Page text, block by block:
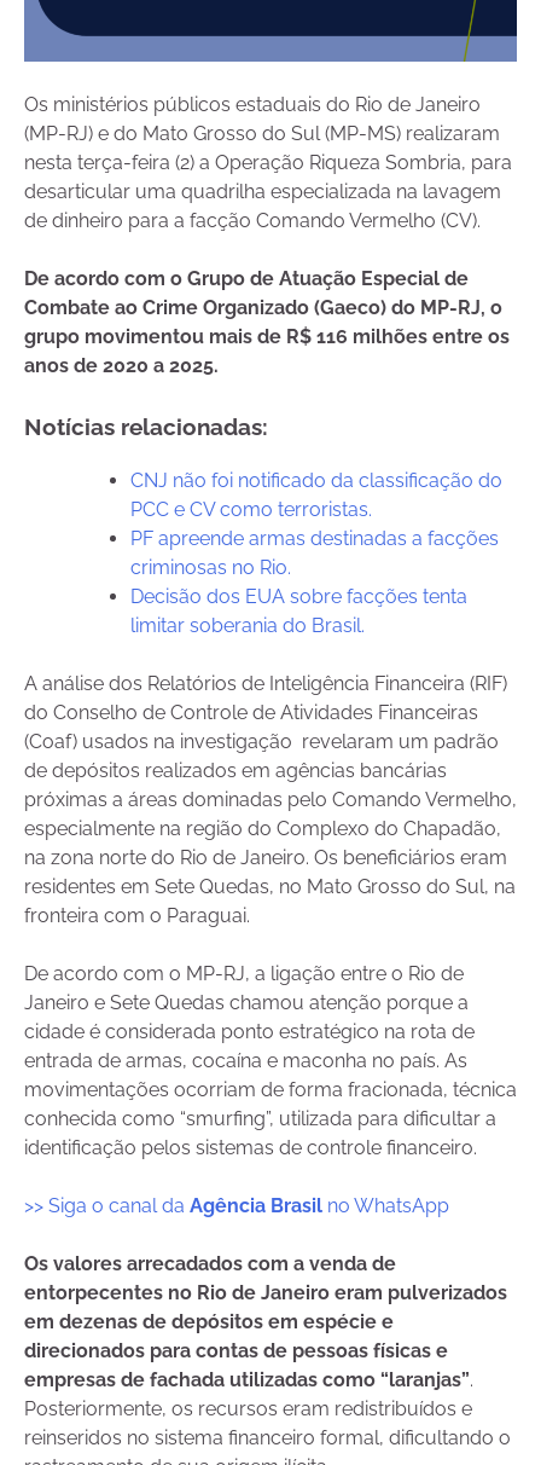
Os ministérios públicos estaduais do Rio de Janeiro
(MP-RJ) e do Mato Grosso do Sul (MP-MS) realizaram
nesta terça-feira (2) a Operação Riqueza Sombria, para
desarticular uma quadrilha especializada na lavagem
de dinheiro para a facção Comando Vermelho (CV).
De acordo com o Grupo de Atuação Especial de
Combate ao Crime Organizado (Gaeco) do MP-RJ, o
grupo movimentou mais de R$ 116 milhões entre os
anos de 2020 a 2025.
Notícias relacionadas:
CNJ não foi notificado da classificação do
PCC e CV como terroristas.
PF apreende armas destinadas a facções
criminosas no Rio.
Decisão dos EUA sobre facções tenta
limitar soberania do Brasil.
A análise dos Relatórios de Inteligência Financeira (RIF)
do Conselho de Controle de Atividades Financeiras
(Coaf) usados na investigação revelaram um padrão
de depósitos realizados em agências bancárias
próximas a áreas dominadas pelo Comando Vermelho,
especialmente na região do Complexo do Chapadão,
na zona norte do Rio de Janeiro. Os beneficiários eram
residentes em Sete Quedas, no Mato Grosso do Sul, na
fronteira com o Paraguai.
De acordo com o MP-RJ, a ligação entre o Rio de
Janeiro e Sete Quedas chamou atenção porque a
cidade é considerada ponto estratégico na rota de
entrada de armas, cocaína e maconha no país. As
movimentações ocorriam de forma fracionada, técnica
conhecida como “smurfing”, utilizada para dificultar a
identificação pelos sistemas de controle financeiro.
>> Siga o canal da Agência Brasil no WhatsApp
Os valores arrecadados com a venda de
entorpecentes no Rio de Janeiro eram pulverizados
em dezenas de depósitos em espécie e
direcionados para contas de pessoas físicas e
empresas de fachada utilizadas como “laranjas”.
Posteriormente, os recursos eram redistribuídos e
reinseridos no sistema financeiro formal, dificultando o